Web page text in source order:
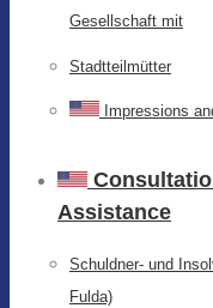
Gesellschaft mit
Stadtteilmütter
Impressions
Assistance
Schuldner- und
Fulda)